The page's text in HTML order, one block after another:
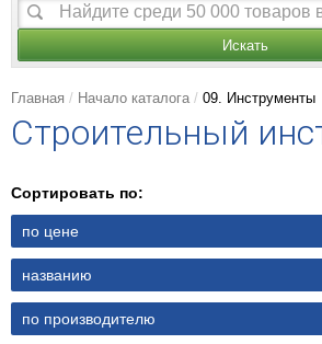
Искать
Главная Начало каталога 09. Инструменты
Строительный
Сортировать по:
по цене
названию
по производителю